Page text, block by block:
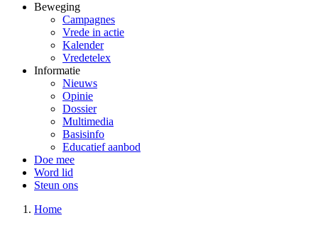
Beweging
Campagnes
Vrede in actie
Kalender
Vredetelex
Informatie
Nieuws
Opinie
Dossier
Multimedia
Basisinfo
Educatief aanbod
Doe mee
Word lid
Steun ons
Home